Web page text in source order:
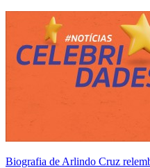
Biografia de Arlindo Cruz